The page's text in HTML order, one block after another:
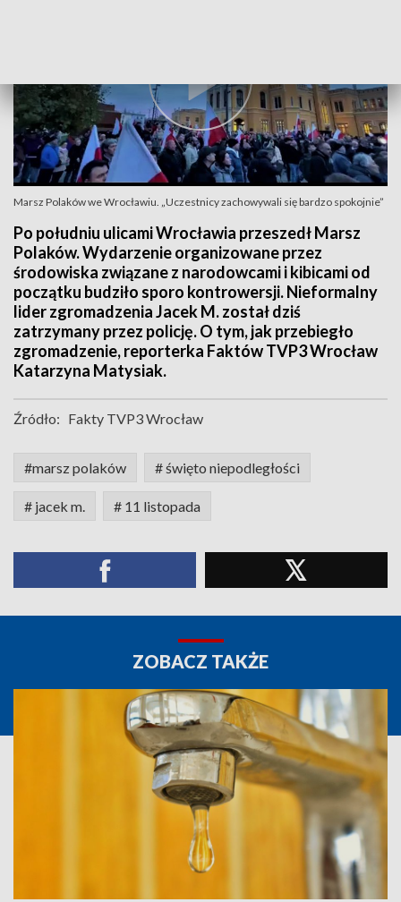
Marsz Polaków we Wrocławiu. „Uczestnicy zachowywali się bardzo spokojnie”
Po południu ulicami Wrocławia przeszedł Marsz
Polaków. Wydarzenie organizowane przez
środowiska związane z narodowcami i kibicami od
początku budziło sporo kontrowersji. Nieformalny
lider zgromadzenia Jacek M. został dziś
zatrzymany przez policję. O tym, jak przebiegło
zgromadzenie, reporterka Faktów TVP3 Wrocław
Katarzyna Matysiak.
Źródło: Fakty TVP3 Wrocław
#marsz polaków # święto niepodległości
# jacek m. # 11 listopada
ZOBACZ TAKŻE